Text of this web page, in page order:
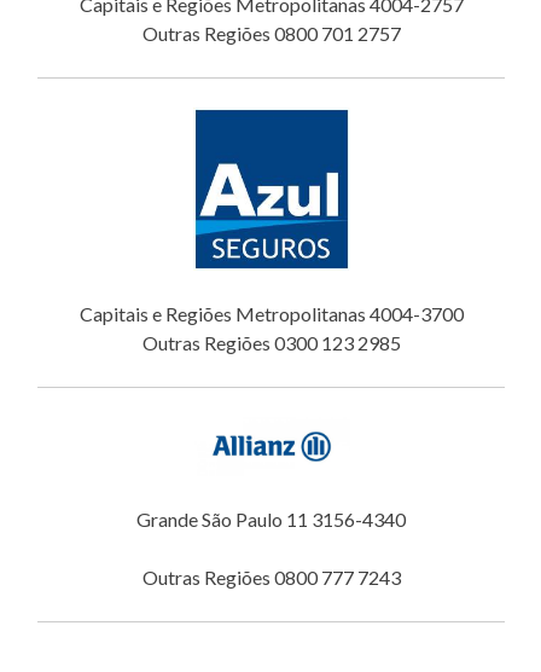
Outras Regiões 0800 701 2757
Capitais e Regiões Metropolitanas 4004-3700
Outras Regiões 0300 123 2985
Grande São Paulo 11 3156-4340
Outras Regiões 0800 777 7243